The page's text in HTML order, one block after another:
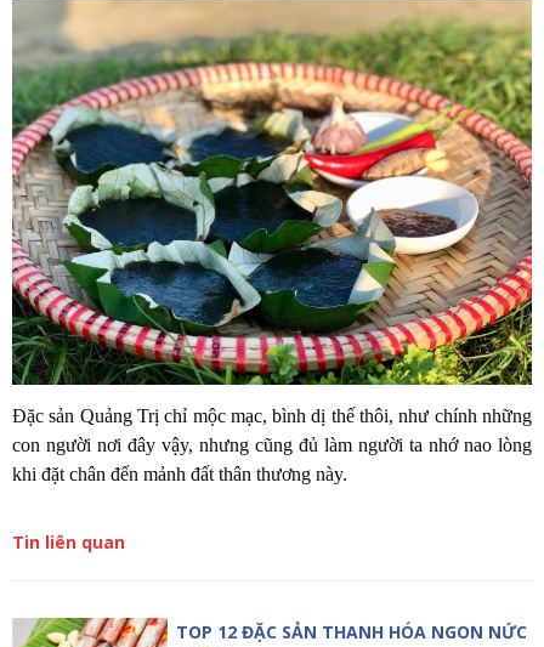
Đặc sản Quảng Trị chỉ mộc mạc, bình dị thế thôi, như chính những
con người nơi đây vậy, nhưng cũng đủ làm người ta nhớ nao lòng
khi đặt chân đến mảnh đất thân thương này.
Tin liên quan
TOP 12 ĐẶC SẢN THANH HÓA NGON NỨC